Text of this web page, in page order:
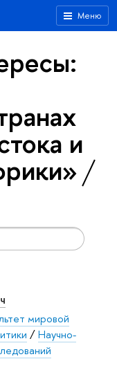
Меню
и
мировой
/Научно-